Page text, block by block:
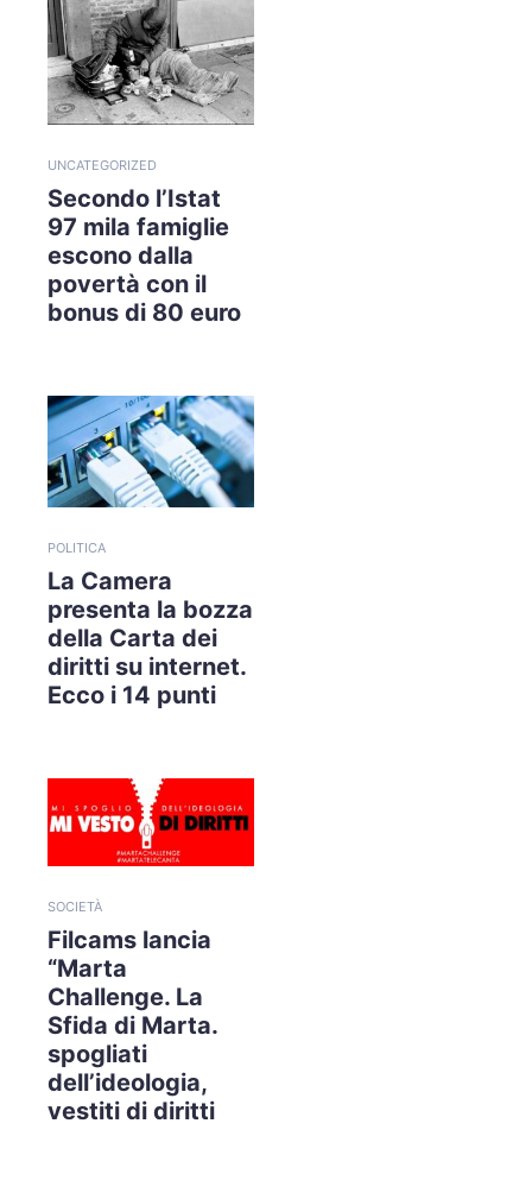
UNCATEGORIZED
Secondo l’Istat
97 mila famiglie
escono dalla
povertà con il
bonus di 80 euro
POLITICA
La Camera
presenta la bozza
della Carta dei
diritti su internet.
Ecco i 14 punti
SOCIETÀ
Filcams lancia
“Marta
Challenge. La
Sfida di Marta.
spogliati
dell’ideologia,
vestiti di diritti